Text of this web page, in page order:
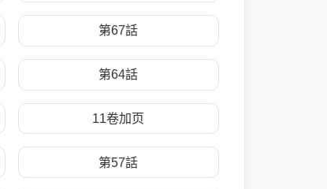
第67話
第64話
11卷加页
第57話